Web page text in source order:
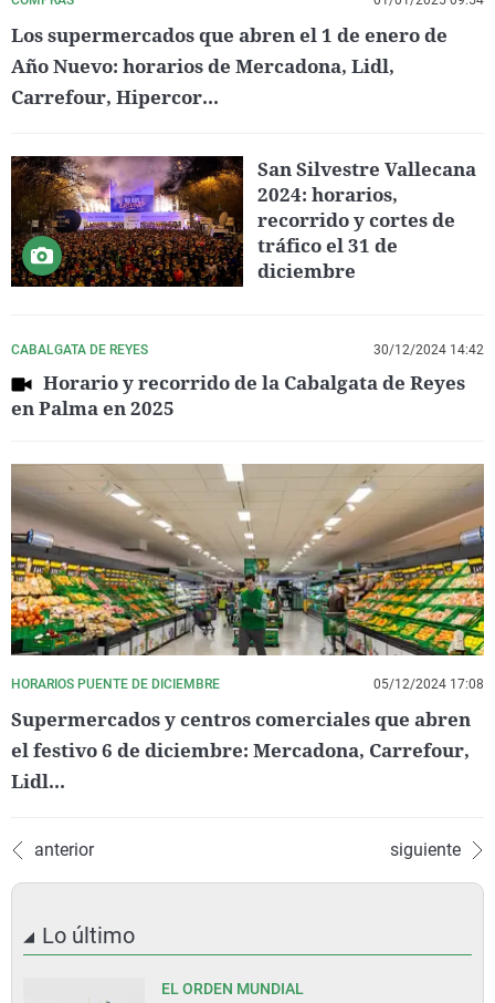
Los supermercados que abren el 1 de enero de
Año Nuevo: horarios de Mercadona, Lidl,
Carrefour, Hipercor...
San Silvestre Vallecana
2024: horarios,
recorrido y cortes de
tráfico el 31 de
diciembre
CABALGATA DE REYES 30/12/2024 14:42
Horario y recorrido de la Cabalgata de Reyes
en Palma en 2025
HORARIOS PUENTE DE DICIEMBRE 05/12/2024 17:08
Supermercados y centros comerciales que abren
el festivo 6 de diciembre: Mercadona, Carrefour,
Lidl...
anterior siguiente
Lo último
EL ORDEN MUNDIAL